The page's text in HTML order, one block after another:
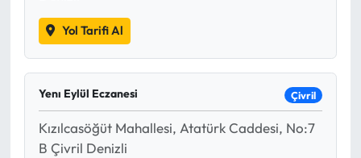
Yol Tarifi Al
Yenı Eylül Eczanesi Çivril
Kızılcasöğüt Mahallesi, Atatürk Caddesi, No:7
B Çivril Denizli
Manşet
Köşe Yazıları
Karikatür Galeri
BIK